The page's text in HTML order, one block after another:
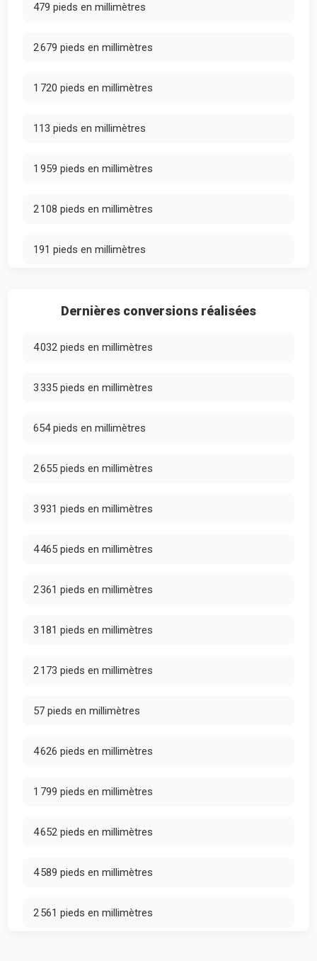
479 pieds en millimètres
2 679 pieds en millimètres
1 720 pieds en millimètres
113 pieds en millimètres
1 959 pieds en millimètres
2 108 pieds en millimètres
191 pieds en millimètres
Dernières conversions réalisées
4 032 pieds en millimètres
3 335 pieds en millimètres
654 pieds en millimètres
2 655 pieds en millimètres
3 931 pieds en millimètres
4 465 pieds en millimètres
2 361 pieds en millimètres
3 181 pieds en millimètres
2 173 pieds en millimètres
57 pieds en millimètres
4 626 pieds en millimètres
1 799 pieds en millimètres
4 652 pieds en millimètres
4 589 pieds en millimètres
2 561 pieds en millimètres